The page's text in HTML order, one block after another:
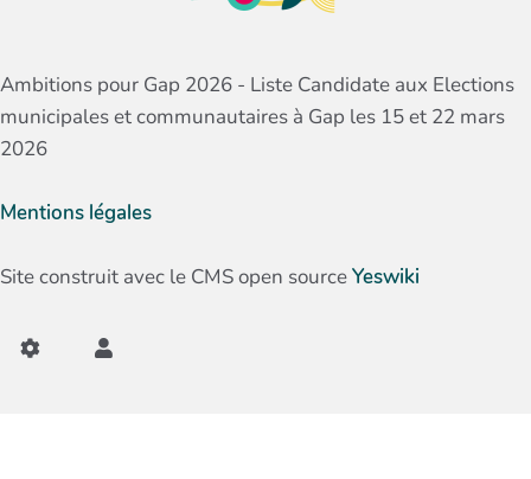
Ambitions pour Gap 2026 - Liste Candidate aux Elections
municipales et communautaires à Gap les 15 et 22 mars
2026
Mentions légales
Site construit avec le CMS open sourceYeswiki